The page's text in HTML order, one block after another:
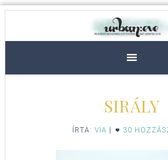
SIRÁLY
ÍRTA: VIA 30